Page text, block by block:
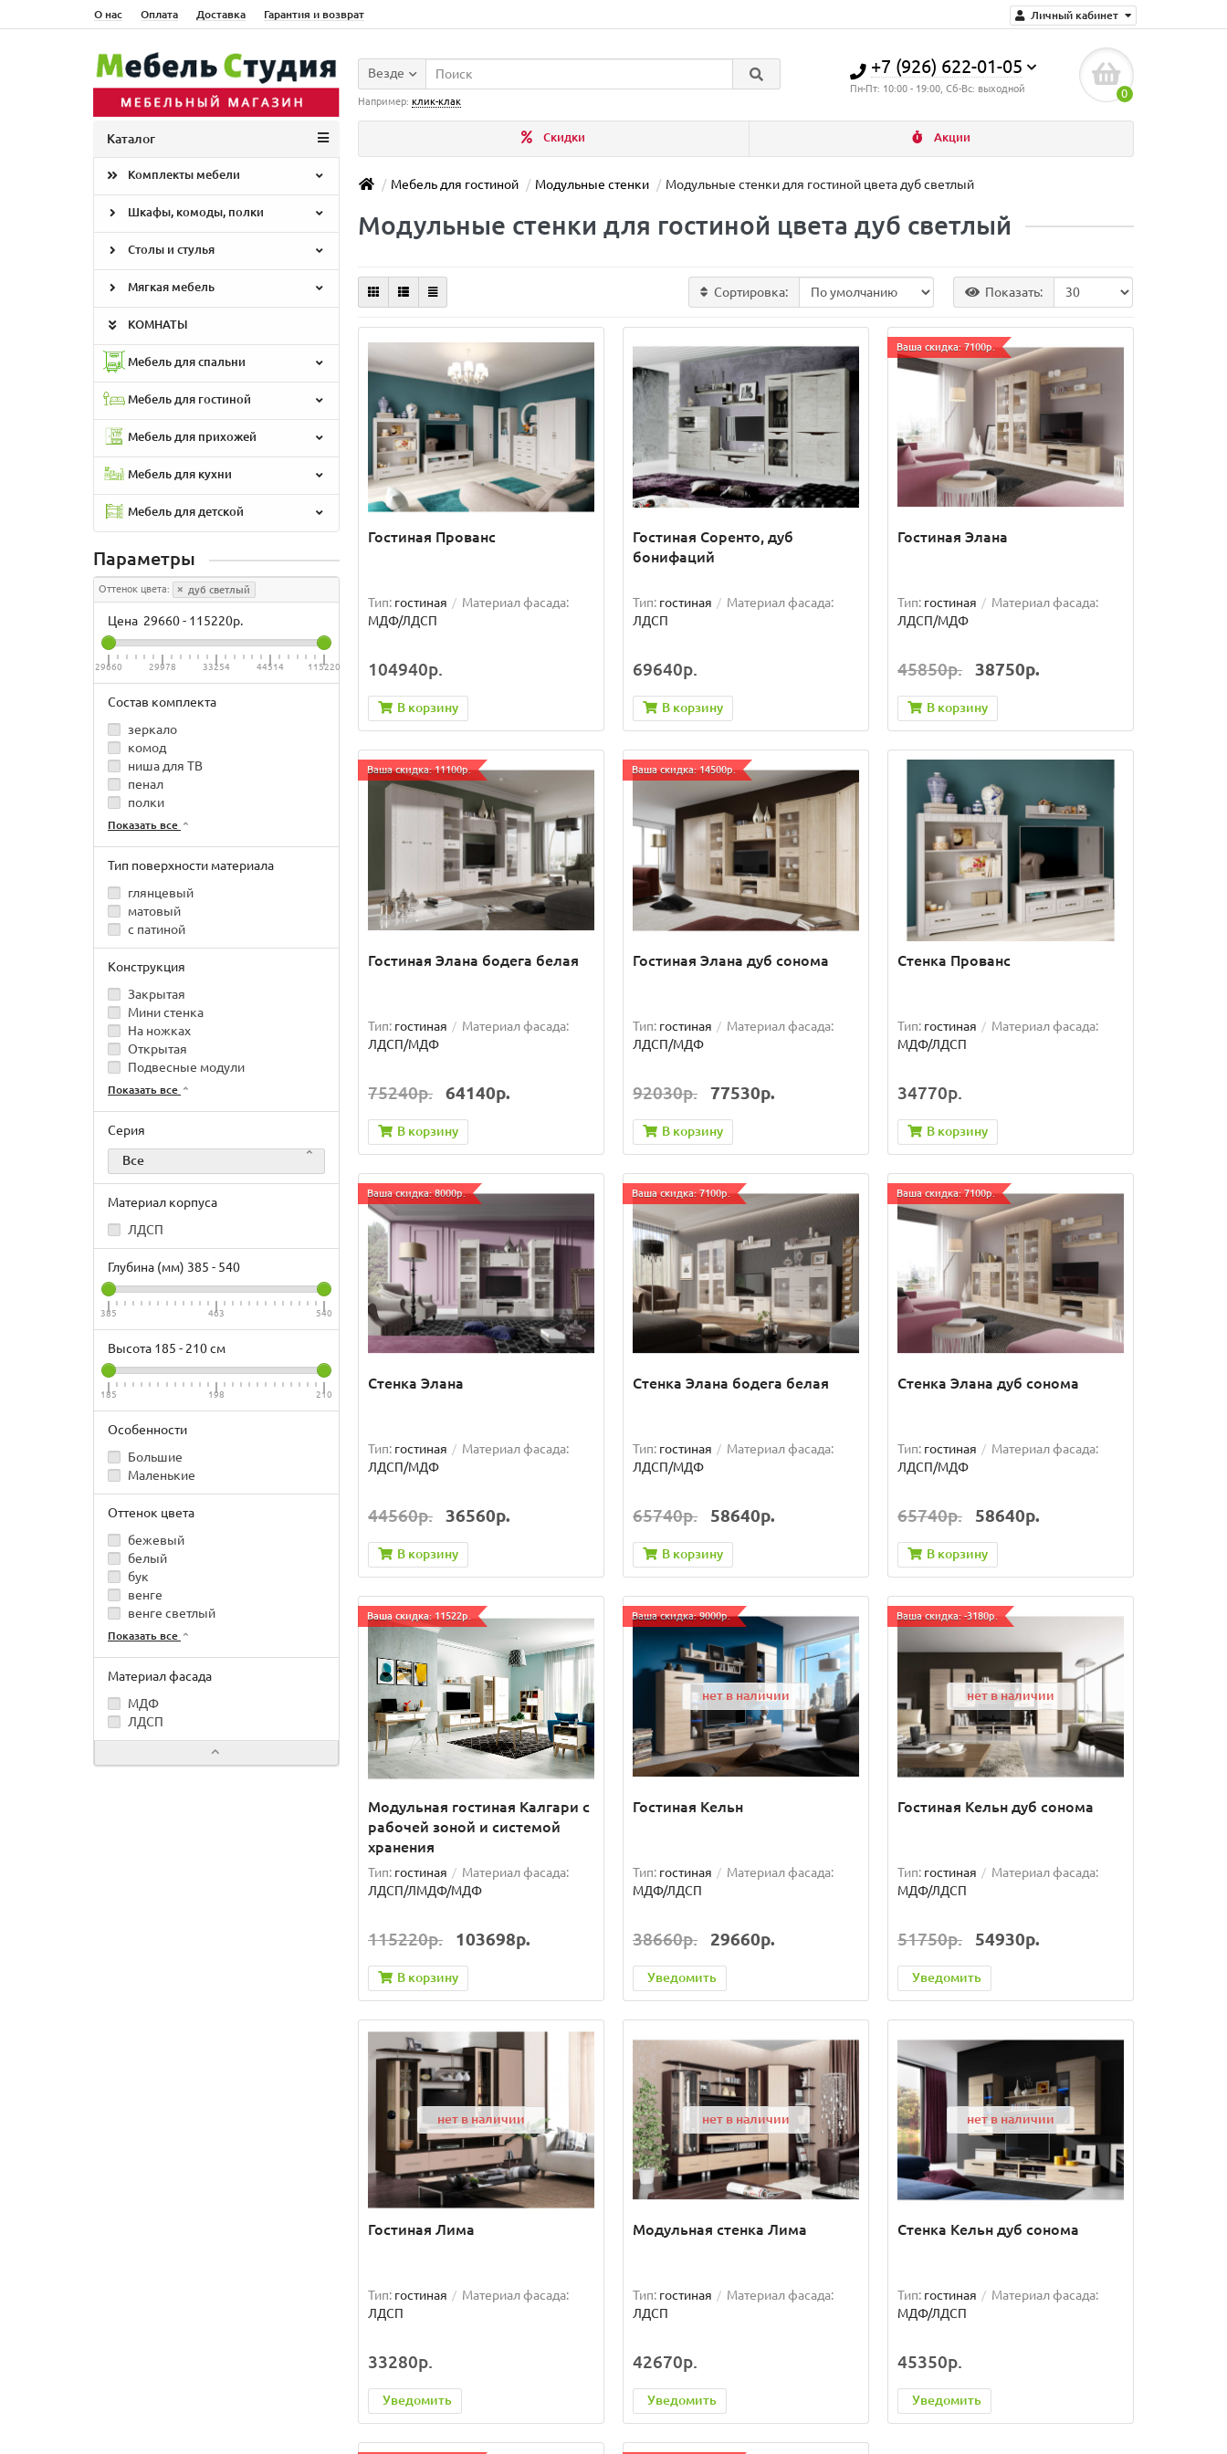
Личный кабинет
О нас Оплата Доставка Гарантия и возврат
+7 (926) 622-01-05
Пн-Пт: 10:00 - 19:00, Сб-Вс: выходной 0
Везде
Например: клик-клак
Скидки Акции
Каталог
Комплекты мебели
Шкафы, комоды, полки
Столы и стулья
Мягкая мебель
КОМНАТЫ
Мебель для спальни
Мебель для гостиной
Мебель для прихожей
Мебель для кухни
Мебель для детской
Мебель для гостиной Модульные стенки Модульные стенки для гостиной цвета дуб светлый
Параметры
Оттенок цвета: дуб светлый
Цена 29660- 115220р.
29660 29978 33254 44514 115220
Состав комплекта
зеркало
комод
ниша для ТВ
пенал
полки
Показать все
Тип поверхности материала
глянцевый
матовый
с патиной
Конструкция
Закрытая
Мини стенка
На ножках
Открытая
Подвесные модули
Показать все
Серия
Все
Материал корпуса
ЛДСП
Глубина (мм) 385 - 540
385 463 540
Высота 185 - 210см
185 198 210
Особенности
Большие
Маленькие
Оттенок цвета
бежевый
белый
бук
венге
венге светлый
Показать все
Материал фасада
МДФ
ЛДСП
Модульные стенки для гостиной цвета дуб светлый
Сортировка: Показать:
Гостиная Прованс
Тип: гостиная
Материал фасада:
МДФ/ЛДСП
104940р.
В корзину
Гостиная Соренто, дуб
бонифаций
Тип: гостиная
Материал фасада:
ЛДСП
69640р.
В корзину
Ваша скидка: 7100р.
Гостиная Элана
Тип: гостиная
Материал фасада:
ЛДСП/МДФ
45850р. 38750р.
В корзину
Ваша скидка: 11100р.
Гостиная Элана бодега белая
Тип: гостиная
Материал фасада:
ЛДСП/МДФ
75240р. 64140р.
В корзину
Ваша скидка: 14500р.
Гостиная Элана дуб сонома
Тип: гостиная
Материал фасада:
ЛДСП/МДФ
92030р. 77530р.
В корзину
Стенка Прованс
Тип: гостиная
Материал фасада:
МДФ/ЛДСП
34770р.
В корзину
Ваша скидка: 8000р.
Стенка Элана
Тип: гостиная
Материал фасада:
ЛДСП/МДФ
44560р. 36560р.
В корзину
Ваша скидка: 7100р.
Стенка Элана бодега белая
Тип: гостиная
Материал фасада:
ЛДСП/МДФ
65740р. 58640р.
В корзину
Ваша скидка: 7100р.
Стенка Элана дуб сонома
Тип: гостиная
Материал фасада:
ЛДСП/МДФ
65740р. 58640р.
В корзину
Ваша скидка: 11522р.
Модульная гостиная Калгари с
рабочей зоной и системой
хранения
Тип: гостиная
Материал фасада:
ЛДСП/ЛМДФ/МДФ
115220р. 103698р.
В корзину
Ваша скидка: 9000р.
нет в наличии
Гостиная Кельн
Тип: гостиная
Материал фасада:
МДФ/ЛДСП
38660р. 29660р.
Уведомить
Ваша скидка: -3180р.
нет в наличии
Гостиная Кельн дуб сонома
Тип: гостиная
Материал фасада:
МДФ/ЛДСП
51750р. 54930р.
Уведомить
нет в наличии
Гостиная Лима
Тип: гостиная
Материал фасада:
ЛДСП
33280р.
Уведомить
нет в наличии
Модульная стенка Лима
Тип: гостиная
Материал фасада:
ЛДСП
42670р.
Уведомить
нет в наличии
Стенка Кельн дуб сонома
Тип: гостиная
Материал фасада:
МДФ/ЛДСП
45350р.
Уведомить